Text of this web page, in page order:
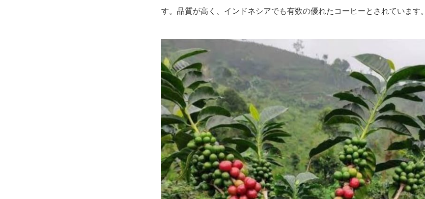
す。品質が高く、インドネシアでも有数の優れたコーヒーとされています。